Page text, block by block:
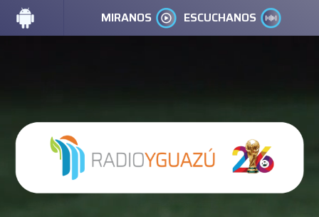
MIRANOS ESCUCHANOS